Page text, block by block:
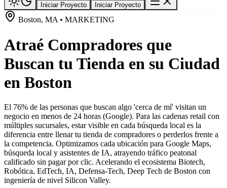
Iniciar Proyecto Iniciar Proyecto
Boston, MA • MARKETING
Atraé Compradores que
Buscan tu Tienda en su Ciudad
en Boston
El 76% de las personas que buscan algo 'cerca de mí' visitan un
negocio en menos de 24 horas (Google). Para las cadenas retail con
múltiples sucursales, estar visible en cada búsqueda local es la
diferencia entre llenar tu tienda de compradores o perderlos frente a
la competencia. Optimizamos cada ubicación para Google Maps,
búsqueda local y asistentes de IA, atrayendo tráfico peatonal
calificado sin pagar por clic. Acelerando el ecosistema Biotech,
Robótica, EdTech, IA, Defensa-Tech, Deep Tech de Boston con
ingeniería de nivel Silicon Valley.